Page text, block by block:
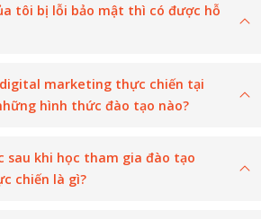
tôi bị lỗi bảo mật thì có được hỗ
marketing thực chiến tại
hình thức đào tạo nào?
sau khi học tham gia đào tạo
chiến là gì?